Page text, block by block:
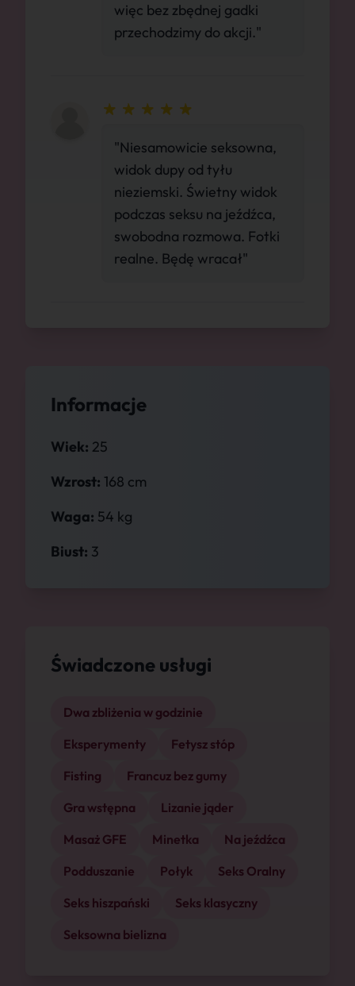
Informacje
Wiek: 25
Wzrost: 168 cm
Waga: 54 kg
Biust: 3
Świadczone usługi
Dwa zbliżenia w godzinie
Eksperymenty
Fetysz stóp
Fisting
Francuz bez gumy
Gra wstępna
Lizanie jąder
Masaż GFE
Minetka
Na jeźdźca
Podduszanie
Połyk
Seks Oralny
Seks hiszpański
Seks klasyczny
Seksowna bielizna
więc bez zbędnej gadki
przechodzimy do akcji."
"Niesamowicie seksowna,
widok dupy od tyłu
nieziemski. Świetny widok
podczas seksu na jeźdźca,
swobodna rozmowa. Fotki
realne. Będę wracał"